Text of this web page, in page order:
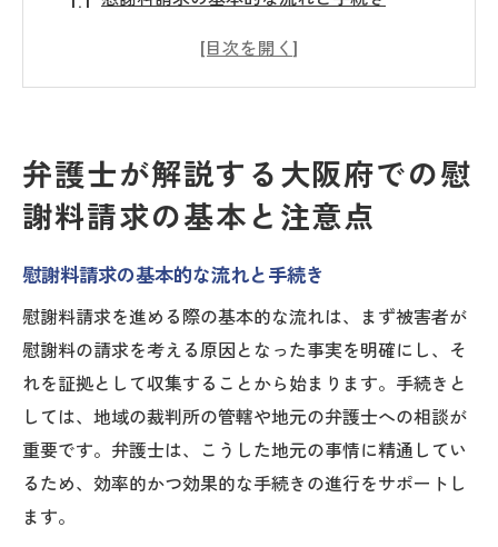
慰謝料を請求する際に注意すべき法的要件
慰謝料請求の際に陥りやすいミスとその回
避方法
慰謝料を成功に導くための弁護士による証拠収
集のポイント
弁護士が教える慰謝料請求における効果的
な証拠収集法
証拠の信頼性を高めるための弁護士のアド
弁護士が解説する大阪府での慰
謝料請求の基本と注意点
慰謝料請求の基本的な流れと手続き
慰謝料請求を進める際の基本的な流れは、まず被害者が
慰謝料の請求を考える原因となった事実を明確にし、そ
れを証拠として収集することから始まります。手続きと
しては、地域の裁判所の管轄や地元の弁護士への相談が
重要です。弁護士は、こうした地元の事情に精通してい
るため、効率的かつ効果的な手続きの進行をサポートし
ます。